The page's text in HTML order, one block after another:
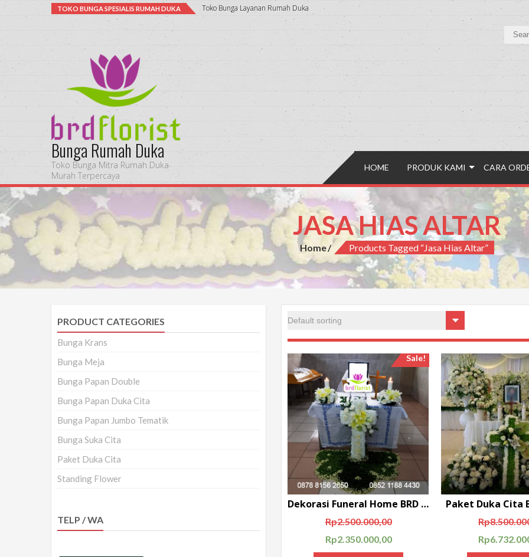
TOKO BUNGA SPESIALIS RUMAH DUKA Toko Bunga Layanan Rumah Duka
Bunga Rumah Duka
Toko Bunga Mitra Rumah Duka
Murah Terpercaya
HOME PRODUK KAMI CARA
JASA HIAS ALTAR
Home Products Tagged “jasa Hias Altar”
Sale!
Dekorasi Funeral Home BRD PKT 12
Rp2.500.000,00
Rp2.350.000,00
Paket Duka Cita
Rp
Rp
PRODUCT CATEGORIES
Bunga Krans
Bunga Meja
Bunga Papan Double
Bunga Papan Duka Cita
Bunga Papan Jumbo Tematik
Bunga Suka Cita
Paket Duka Cita
Standing Flower
TELP / WA